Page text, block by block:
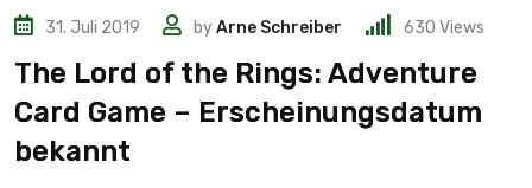
31. Juli 2019 byArne Schreiber 630 Views
The Lord of the Rings: Adventure
Card Game – Erscheinungsdatum
bekannt